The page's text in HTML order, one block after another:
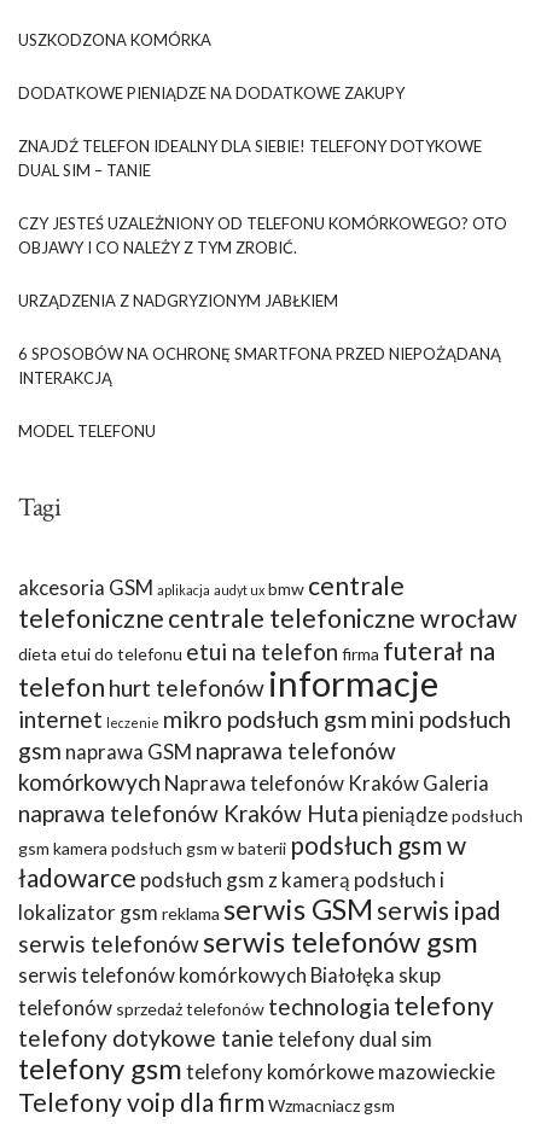
USZKODZONA KOMÓRKA
DODATKOWE PIENIĄDZE NA DODATKOWE ZAKUPY
ZNAJDŹ TELEFON IDEALNY DLA SIEBIE! TELEFONY DOTYKOWE
DUAL SIM – TANIE
CZY JESTEŚ UZALEŻNIONY OD TELEFONU KOMÓRKOWEGO? OTO
OBJAWY I CO NALEŻY Z TYM ZROBIĆ.
URZĄDZENIA Z NADGRYZIONYM JABŁKIEM
6 SPOSOBÓW NA OCHRONĘ SMARTFONA PRZED NIEPOŻĄDANĄ
INTERAKCJĄ
MODEL TELEFONU
Tagi
akcesoria GSM aplikacja audyt ux bmw centrale
telefoniczne centrale telefoniczne wrocław
dieta etui do telefonu etui na telefon firma futerał na
telefon hurt telefonów informacje
internet leczenie mikro podsłuch gsm mini podsłuch
gsm naprawa GSM naprawa telefonów
komórkowych Naprawa telefonów Kraków Galeria
naprawa telefonów Kraków Huta pieniądzepodsłuch
gsm kamera podsłuch gsm w baterii podsłuch gsm w
ładowarce podsłuch gsm z kamerą podsłuch i
lokalizator gsm reklama serwis GSM serwis ipad
serwis telefonówserwis telefonów gsm
serwis telefonów komórkowych Białołęka skup
telefonów sprzedaż telefonów technologia telefony
telefony dotykowe tanietelefony dual sim
telefony gsmtelefony komórkowe mazowieckie
Telefony voip dla firm Wzmacniacz gsm